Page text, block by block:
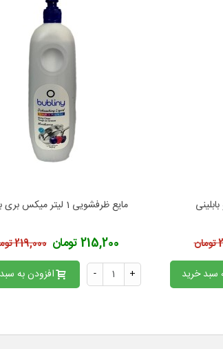
سبد خرید
افزودن به محبوب‌ها
مایع ظرفشویی 1 لیتر میکس بری بابلینی
215,200 تومان 219,000 تومان
- + افزودن به